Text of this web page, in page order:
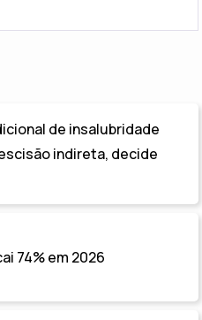
de insalubridade
indireta, decide
74% em 2026